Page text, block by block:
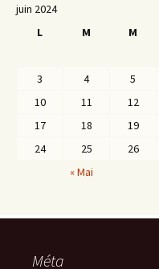
juin 2024
L
M M
3
4 5
10
11 12
17
18 19
24
25 26
« Mai
Méta